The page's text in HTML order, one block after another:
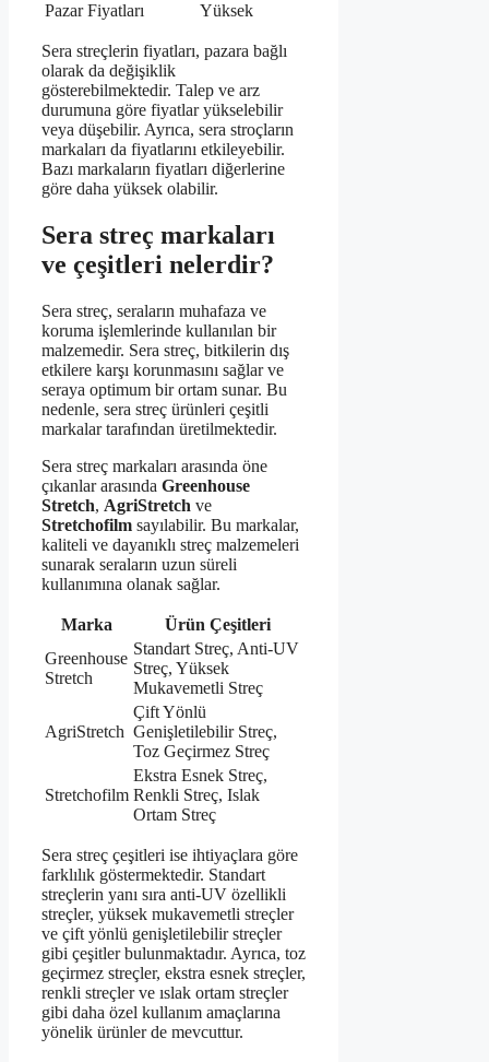
Pazar Fiyatları
Yüksek
Sera streçlerin fiyatları, pazara bağlı
olarak da değişiklik
gösterebilmektedir. Talep ve arz
durumuna göre fiyatlar yükselebilir
veya düşebilir. Ayrıca, sera stroçların
markaları da fiyatlarını etkileyebilir.
Bazı markaların fiyatları diğerlerine
göre daha yüksek olabilir.
Sera streç markaları
ve çeşitleri nelerdir?
Sera streç, seraların muhafaza ve
koruma işlemlerinde kullanılan bir
malzemedir. Sera streç, bitkilerin dış
etkilere karşı korunmasını sağlar ve
seraya optimum bir ortam sunar. Bu
nedenle, sera streç ürünleri çeşitli
markalar tarafından üretilmektedir.
Sera streç markaları arasında öne
çıkanlar arasında Greenhouse
Stretch, AgriStretch ve
Stretchofilm sayılabilir. Bu markalar,
kaliteli ve dayanıklı streç malzemeleri
sunarak seraların uzun süreli
kullanımına olanak sağlar.
Marka
Ürün Çeşitleri
Greenhouse
Stretch
Standart Streç, Anti-UV
Streç, Yüksek
Mukavemetli Streç
AgriStretch
Çift Yönlü
Genişletilebilir Streç,
Toz Geçirmez Streç
Stretchofilm
Ekstra Esnek Streç,
Renkli Streç, Islak
Ortam Streç
Sera streç çeşitleri ise ihtiyaçlara göre
farklılık göstermektedir. Standart
streçlerin yanı sıra anti-UV özellikli
streçler, yüksek mukavemetli streçler
ve çift yönlü genişletilebilir streçler
gibi çeşitler bulunmaktadır. Ayrıca, toz
geçirmez streçler, ekstra esnek streçler,
renkli streçler ve ıslak ortam streçler
gibi daha özel kullanım amaçlarına
yönelik ürünler de mevcuttur.